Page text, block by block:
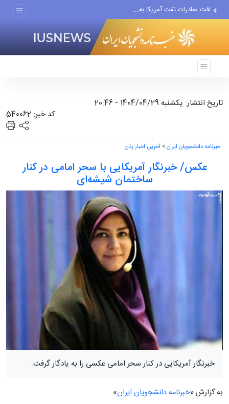
افت صادرات نفت آمریکا به...
انصارالله حمله به یک نفتکش...
حادثه امنیتی دریایی در جنوب...
تاریخ انتشار: یکشنبه 1404/04/29 - 20:46
کد خبر: 540062
خبرنامه دانشجویان ایران> آخرین اخبار زنان
عکس/ خبرنگار آمریکایی با سحر امامی در کنار
ساختمان شیشه‌ای
خبرنگار آمریکایی در کنار سحر امامی عکسی را به یادگار گرفت.
به گزارش «خبرنامه دانشجویان ایران»